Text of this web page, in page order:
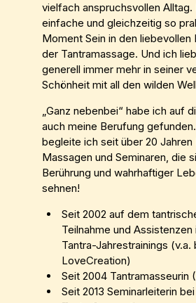
vielfach anspruchsvollen
einfache und gleichzeitig so
Moment Sein in den liebevollen
der Tantramassage. Und ich
generell immer mehr in seiner
Schönheit mit all den wilden
„Ganz nebenbei“ habe ich auf
auch meine Berufung
begleite ich seit über 20 Jahren
Massagen und Seminaren, die
Berührung und wahrhaftiger
sehnen!
Seit 2002 auf dem
Teilnahme und Assistenzen
Tantra-Jahrestrainings (v.a.
LoveCreation)
Seit 2004 Tantramasseurin (
Seit 2013 Seminarleiterin bei